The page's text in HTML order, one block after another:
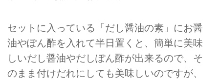
セットに入っている「だし醤油の素」にお醤
油やぽん酢を入れて半日置くと、簡単に美味
しいだし醤油やだしぽん酢が出来るので、そ
のまま付けだれにしても美味しいのですが、